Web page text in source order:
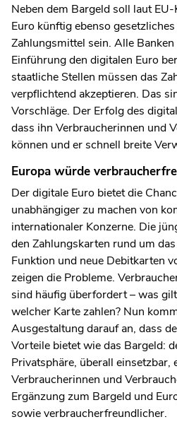
Neben dem Bargeld soll laut
Euro künftig ebenso
Zahlungsmittel sein. Alle
Einführung den digitalen Euro
staatliche Stellen müssen das
verpflichtend akzeptieren. Das
Vorschläge. Der Erfolg des
dass ihn Verbraucherinnen und
können und er schnell breite
Europa würde
Der digitale Euro bietet die
unabhängiger zu machen von
internationaler Konzerne. Die
den Zahlungskarten rund um
Funktion und neue Debitkarten
zeigen die Probleme.
sind häufig überfordert – was
welcher Karte zahlen? Nun
Ausgestaltung darauf an, dass
Vorteile bietet wie das Bargeld:
Privatsphäre, überall
Verbraucherinnen und
Ergänzung zum Bargeld und
sowie verbraucherfreundlicher.